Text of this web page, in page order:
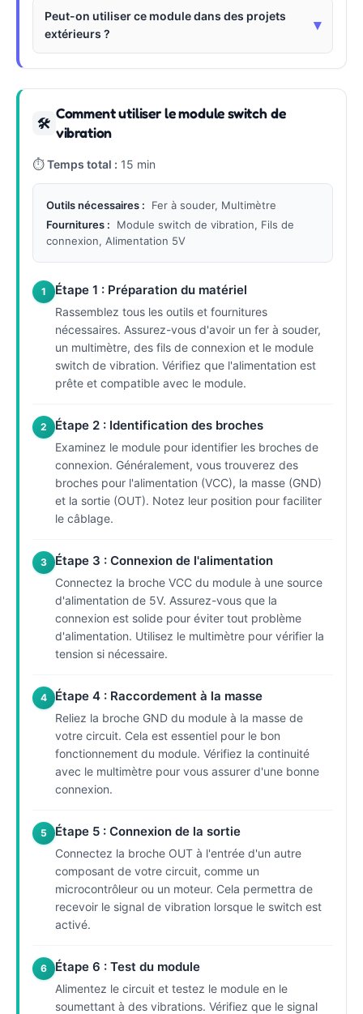
Peut-on utiliser ce module dans des projets
extérieurs ?
▾
🛠
Comment utiliser le module switch de
vibration
⏱Temps total : 15 min
Outils nécessaires :
Fer à souder, Multimètre
Fournitures :
Module switch de vibration, Fils de
connexion, Alimentation 5V
1 Étape 1 : Préparation du matériel
Rassemblez tous les outils et fournitures
nécessaires. Assurez-vous d'avoir un fer à souder,
un multimètre, des fils de connexion et le module
switch de vibration. Vérifiez que l'alimentation est
prête et compatible avec le module.
2 Étape 2 : Identification des broches
Examinez le module pour identifier les broches de
connexion. Généralement, vous trouverez des
broches pour l'alimentation (VCC), la masse (GND)
et la sortie (OUT). Notez leur position pour faciliter
le câblage.
3 Étape 3 : Connexion de l'alimentation
Connectez la broche VCC du module à une source
d'alimentation de 5V. Assurez-vous que la
connexion est solide pour éviter tout problème
d'alimentation. Utilisez le multimètre pour vérifier la
tension si nécessaire.
4 Étape 4 : Raccordement à la masse
Reliez la broche GND du module à la masse de
votre circuit. Cela est essentiel pour le bon
fonctionnement du module. Vérifiez la continuité
avec le multimètre pour vous assurer d'une bonne
connexion.
5 Étape 5 : Connexion de la sortie
Connectez la broche OUT à l'entrée d'un autre
composant de votre circuit, comme un
microcontrôleur ou un moteur. Cela permettra de
recevoir le signal de vibration lorsque le switch est
activé.
6 Étape 6 : Test du module
Alimentez le circuit et testez le module en le
soumettant à des vibrations. Vérifiez que le signal